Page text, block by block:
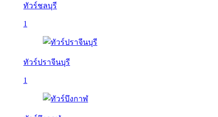
ทัวร์ชลบุรี
1
ทัวร์ปราจีนบุรี
1